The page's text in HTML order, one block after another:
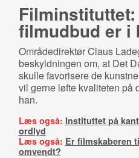
Fil­min­sti­tut­tet:
filmudbud er i
Områdedirektør Claus
beskyldningen om, at Det
skulle favorisere de
vil gerne løfte kvaliteten på
han.
Læs også: Instituttet på
ordlyd
Læs også: Er filmskaberen
omvendt?